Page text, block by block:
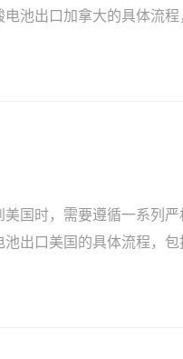
池出口加拿大的具体流
国时，需要遵循一系列
出口美国的具体流程，包